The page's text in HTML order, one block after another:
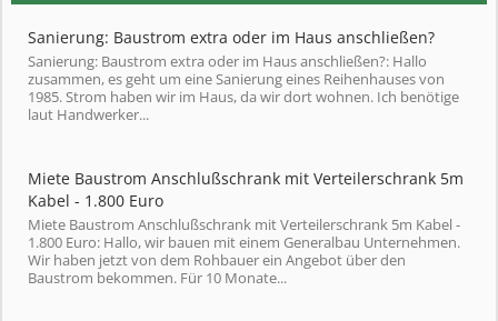
Sanierung: Baustrom extra oder im Haus anschließen?
Sanierung: Baustrom extra oder im Haus anschließen?: Hallo
zusammen, es geht um eine Sanierung eines Reihenhauses von
1985. Strom haben wir im Haus, da wir dort wohnen. Ich benötige
laut Handwerker...
Miete Baustrom Anschlußschrank mit Verteilerschrank 5m
Kabel - 1.800 Euro
Miete Baustrom Anschlußschrank mit Verteilerschrank 5m Kabel -
1.800 Euro: Hallo, wir bauen mit einem Generalbau Unternehmen.
Wir haben jetzt von dem Rohbauer ein Angebot über den
Baustrom bekommen. Für 10 Monate...